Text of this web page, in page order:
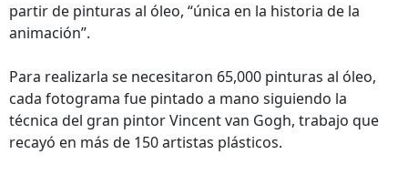
partir de pinturas al óleo, “única en la historia de la
animación”.
Para realizarla se necesitaron 65,000 pinturas al óleo,
cada fotograma fue pintado a mano siguiendo la
técnica del gran pintor Vincent van Gogh, trabajo que
recayó en más de 150 artistas plásticos.